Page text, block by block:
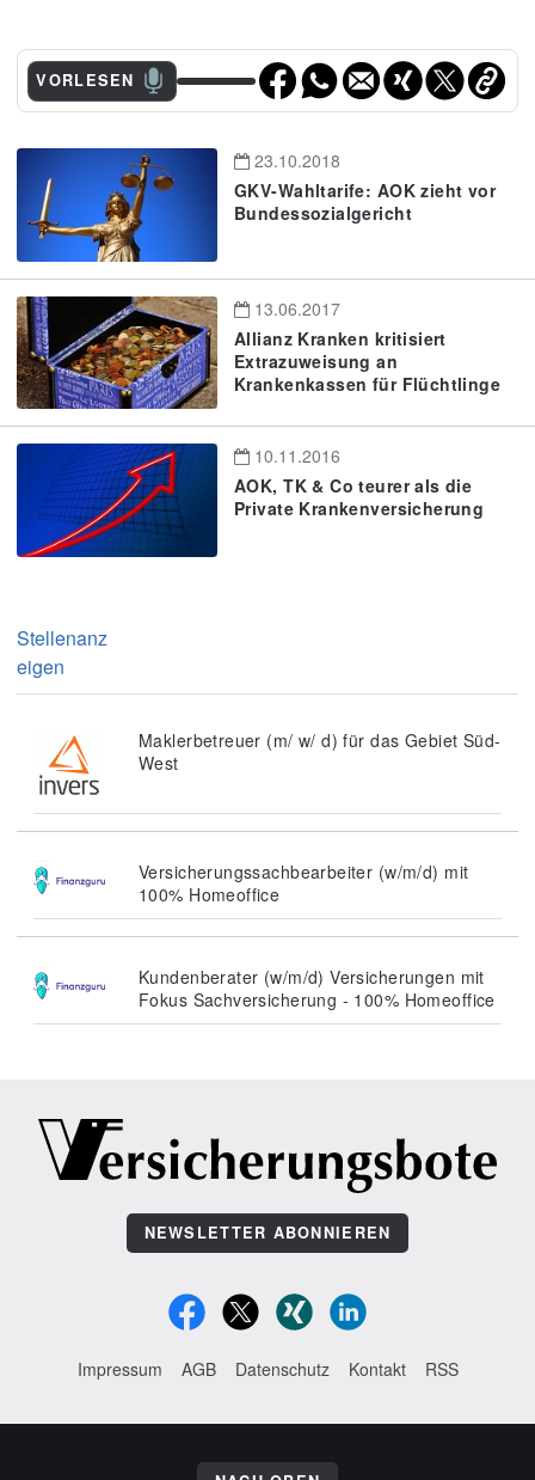
VORLESEN
23.10.2018
GKV-Wahltarife: AOK zieht vor
Bundessozialgericht
13.06.2017
Allianz Kranken kritisiert
Extrazuweisung an
Krankenkassen für Flüchtlinge
10.11.2016
AOK, TK & Co teurer als die
Private Krankenversicherung
Stellenanz
eigen
Maklerbetreuer (m/ w/ d) für das Gebiet Süd-
West
Versicherungssachbearbeiter (w/m/d) mit
100% Homeoffice
Kundenberater (w/m/d) Versicherungen mit
Fokus Sachversicherung - 100% Homeoffice
NEWSLETTER ABONNIEREN
Impressum AGB Datenschutz Kontakt RSS